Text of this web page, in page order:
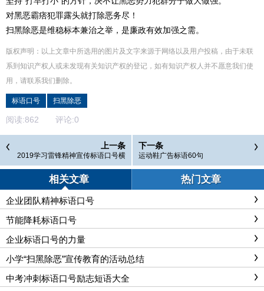
对黑恶霸痞犯罪露头就打除恶务尽！
扫黑除恶是维稳标本兼治之举，是廉政有效加强之需。
版权声明：以上文章中所选用的图片及文字来源于网络以及用户投稿，由于未联
系到知识产权人或未发现有关知识产权的登记，如有知识产权人并不愿意我们使
用，请联系我们删除。
标语口号 扫黑除恶
阅读:862 评论:0
上一条
2019学习雷锋精神宣传标语口号横
幅大全精选
下一条
运动鞋广告标语60句
相关文章 热门文章
企业团队精神标语口号
节能降耗标语口号
企业标语口号的力量
小学“扫黑除恶”宣传教育的活动总结
中考冲刺标语口号励志短语大全